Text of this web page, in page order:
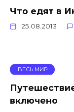
Что едят в
25.08.2013
ВЕСЬ МИР
включено